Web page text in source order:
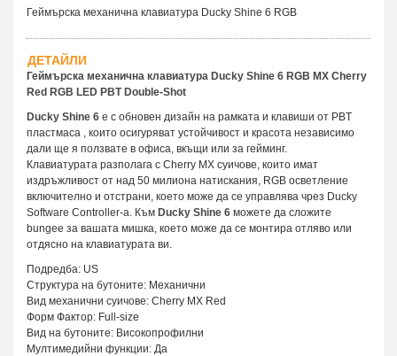
Геймърскa механична клавиатура Ducky Shine 6 RGB
ДЕТАЙЛИ
Геймърска механична клавиатура Ducky Shine 6 RGB MX Cherry
Red RGB LED PBT Double-Shot
Ducky Shine 6 е с обновен дизайн на рамката и клавиши от PBT
пластмаса , които осигуряват устойчивост и красота независимо
дали ще я ползвате в офиса, вкъщи или за гейминг.
Клавиатурата разполага с Cherry MX суичове, които имат
издръжливост от над 50 милиона натискания, RGB осветление
включително и отстрани, което може да се управлява чрез Ducky
Software Controller-a. Към Ducky Shine 6 можете да сложите
bungee за вашата мишка, което може да се монтира отляво или
отдясно на клавиатурата ви.
Подредба: US
Структура на бутоните: Механични
Вид механични суичове: Cherry MX Red
Форм Фактор: Full-size
Вид на бутоните: Високопрофилни
Мултимедийни функции: Да